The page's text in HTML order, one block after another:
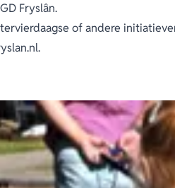
Fryslân.
of andere